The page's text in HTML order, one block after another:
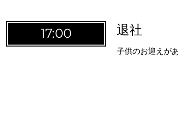
17:00 退社
子供のお迎えが